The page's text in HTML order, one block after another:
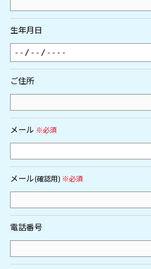
生年月日
ご住所
メール ※必須
メール(確認用) ※必須
電話番号